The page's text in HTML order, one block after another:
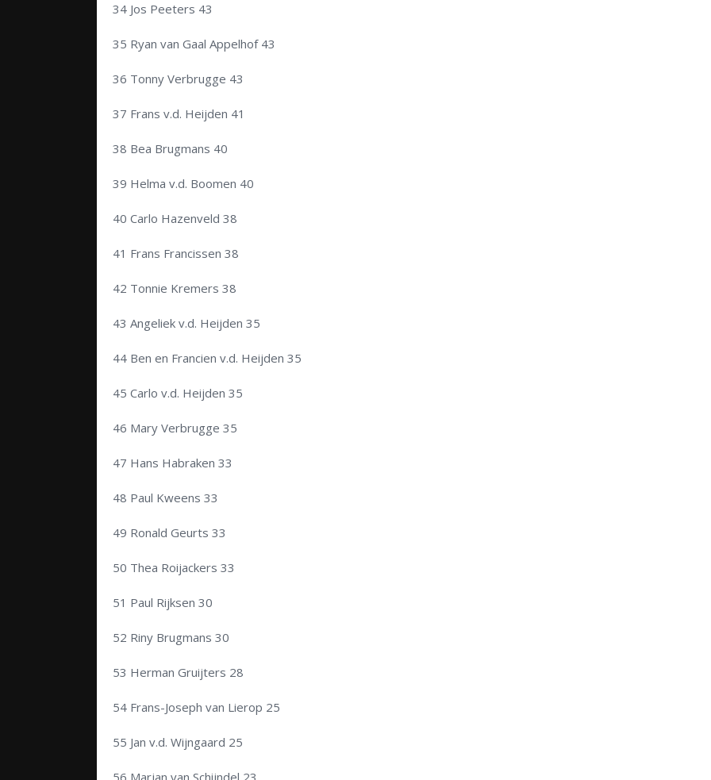
34 Jos Peeters 43
35 Ryan van Gaal Appelhof 43
36 Tonny Verbrugge 43
37 Frans v.d. Heijden 41
38 Bea Brugmans 40
39 Helma v.d. Boomen 40
40 Carlo Hazenveld 38
41 Frans Francissen 38
42 Tonnie Kremers 38
43 Angeliek v.d. Heijden 35
44 Ben en Francien v.d. Heijden 35
45 Carlo v.d. Heijden 35
46 Mary Verbrugge 35
47 Hans Habraken 33
48 Paul Kweens 33
49 Ronald Geurts 33
50 Thea Roijackers 33
51 Paul Rijksen 30
52 Riny Brugmans 30
53 Herman Gruijters 28
54 Frans-Joseph van Lierop 25
55 Jan v.d. Wijngaard 25